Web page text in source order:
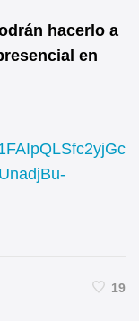
hacerlo a
en
19